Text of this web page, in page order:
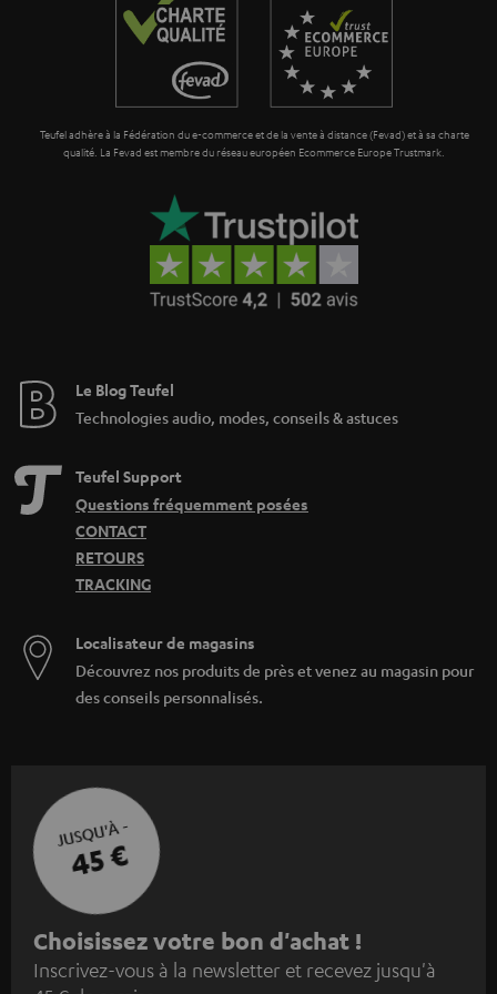
e
h
i
r
i
Teufel adhère à la Fédération du e-commerce et de la vente à distance (Fevad) et à sa charte
qualité. La Fevad est membre du réseau européen Ecommerce Europe Trustmark.
Le Blog Teufel
Technologies audio, modes, conseils & astuces
Teufel Support
Questions fréquemment posées
CONTACT
RETOURS
TRACKING
Localisateur de magasins
Découvrez nos produits de près et venez au magasin pour
des conseils personnalisés.
JUSQU'À -
45 €
I
n
Choisissez votre bon d'achat !
Inscrivez-vous à la newsletter et recevez jusqu'à